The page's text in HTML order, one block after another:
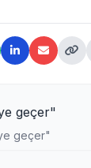
geçer"